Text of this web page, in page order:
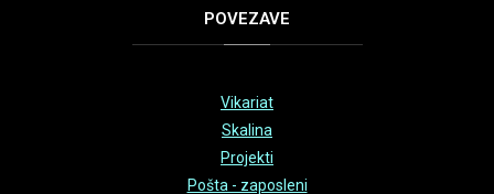
POVEZAVE
Vikariat
Skalina
Projekti
Pošta - zaposleni